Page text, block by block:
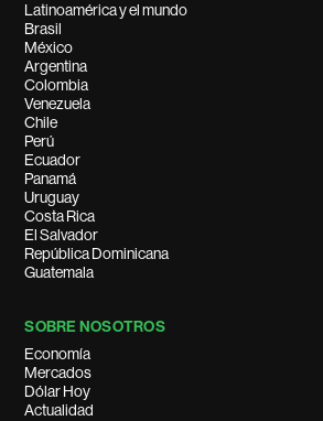
Latinoamérica y el mundo
Brasil
México
Argentina
Colombia
Venezuela
Chile
Perú
Ecuador
Panamá
Uruguay
Costa Rica
El Salvador
República Dominicana
Guatemala
SOBRE NOSOTROS
Economía
Mercados
Dólar Hoy
Actualidad